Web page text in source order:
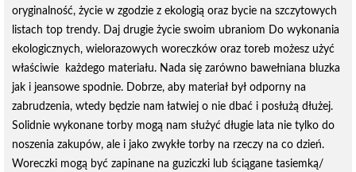
oryginalność, życie w zgodzie z ekologią oraz bycie na szczytowych
listach top trendy. Daj drugie życie swoim ubraniom Do wykonania
ekologicznych, wielorazowych woreczków oraz toreb możesz użyć
właściwie każdego materiału. Nada się zarówno bawełniana bluzka
jak i jeansowe spodnie. Dobrze, aby materiał był odporny na
zabrudzenia, wtedy będzie nam łatwiej o nie dbać i posłużą dłużej.
Solidnie wykonane torby mogą nam służyć długie lata nie tylko do
noszenia zakupów, ale i jako zwykłe torby na rzeczy na co dzień.
Woreczki mogą być zapinane na guziczki lub ściągane tasiemką/